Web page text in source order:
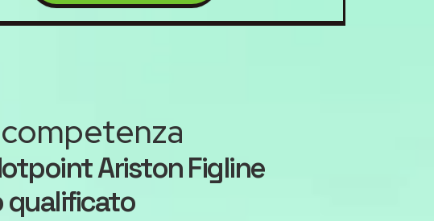
Ariston Figline
qualificato